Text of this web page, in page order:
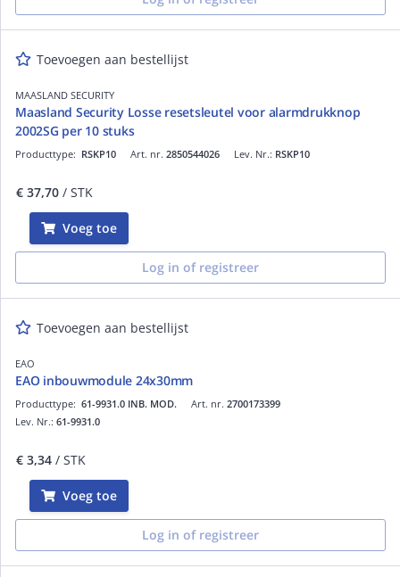
Toevoegen aan bestellijst
MAASLAND SECURITY
Maasland Security Losse resetsleutel voor alarmdrukknop
2002SG per 10 stuks
Art. nr. 2850544026
Producttype: RSKP10 Lev. Nr.: RSKP10
€ 37,70 / STK
Voeg toe
Log in of registreer
Toevoegen aan bestellijst
EAO
EAO inbouwmodule 24x30mm
Art. nr. 2700173399
Producttype: 61-9931.0 INB. MOD.
Lev. Nr.: 61-9931.0
€ 3,34 / STK
Voeg toe
Log in of registreer